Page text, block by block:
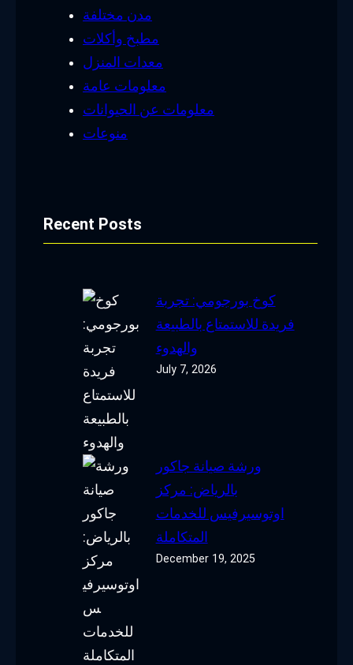
مدن مختلفة
مطبخ وأكلات
معدات المنزل
معلومات عامة
معلومات عن الحيوانات
منوعات
Recent Posts
كوخ بورجومي: تجربة
فريدة للاستمتاع بالطبيعة
والهدوء
July 7, 2026
ورشة صيانة جاكور
بالرياض: مركز
اوتوسيرفيس للخدمات
المتكاملة
December 19, 2025